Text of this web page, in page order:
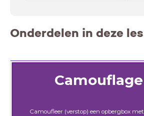
Onderdelen in deze les
Camouflage
Camoufleer (verstop) een opbergbox